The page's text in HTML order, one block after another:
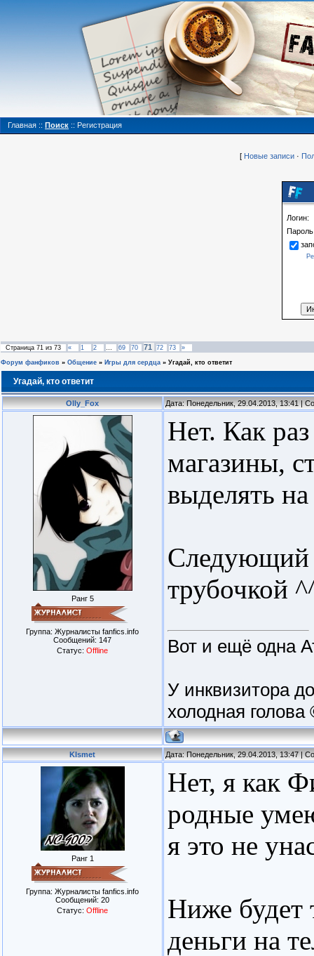
Главная :: Поиск :: Регистрация
[ Новые записи ·
Логин:
Страница 71 из 73 « 1 2 … 69 70 71 72 73 »
Форум фанфиков » Общение » Игры для сердца » Угадай, кто ответит
Угадай, кто ответит
Olly_Fox Дата: Понедельник, 29.04.2013, 13:41 |
Ранг 5
Группа: Журналисты fanfics.info
Сообщений: 147
Статус: Offline
Нет. Как
магазины,
выделять
Следующий
трубочкой
Вот и ещё одна
У инквизитора
холодная голова
KIsmet Дата: Понедельник, 29.04.2013, 13:47 |
Ранг 1
Группа: Журналисты fanfics.info
Сообщений: 20
Статус: Offline
Нет, я как
родные
я это не
Ниже будет
деньги на